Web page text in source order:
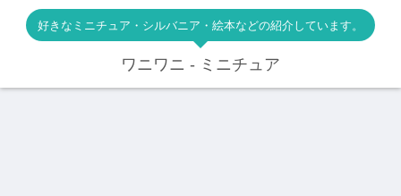
好きなミニチュア・シルバニア・絵本などの紹介しています。
ワニワニ - ミニチュア